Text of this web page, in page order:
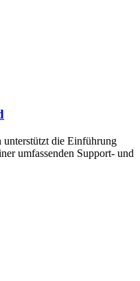
unterstützt die Einführung
umfassenden Support- und